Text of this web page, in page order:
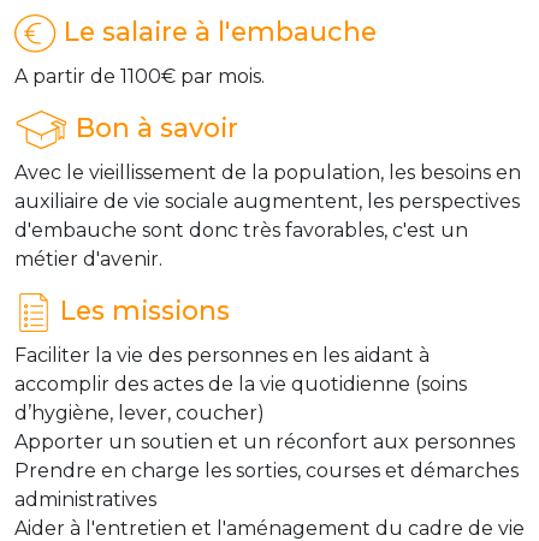
Le salaire à l'embauche
A partir de 1100€ par mois.
Bon à savoir
Avec le vieillissement de la population, les besoins en
auxiliaire de vie sociale augmentent, les perspectives
d'embauche sont donc très favorables, c'est un
métier d'avenir.
Les missions
Faciliter la vie des personnes en les aidant à
accomplir des actes de la vie quotidienne (soins
d’hygiène, lever, coucher)
Apporter un soutien et un réconfort aux personnes
Prendre en charge les sorties, courses et démarches
administratives
Aider à l'entretien et l'aménagement du cadre de vie